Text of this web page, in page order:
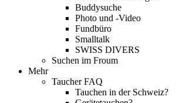
Buddysuche
Photo und -Video
Fundbüro
Smalltalk
SWISS DIVERS
Suchen im Froum
Mehr
Taucher FAQ
Tauchen in der Schweiz?